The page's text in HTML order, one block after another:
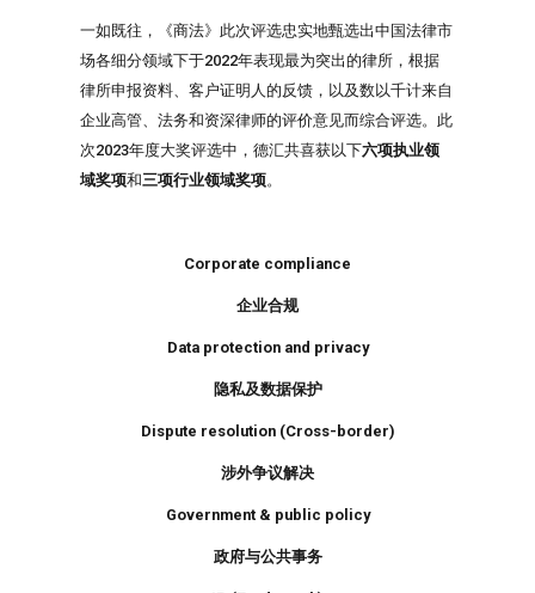
一如既往，《商法》此次评选忠实地甄选出中国法律市
场各细分领域下于2022年表现最为突出的律所，根据
律所申报资料、客户证明人的反馈，以及数以千计来自
企业高管、法务和资深律师的评价意见而综合评选。此
次2023年度大奖评选中，德汇共喜获以下六项执业领
域奖项和三项行业领域奖项。
Corporate compliance
企业合规
Data protection and privacy
隐私及数据保护
Dispute resolution (Cross-border)
涉外争议解决
Government & public policy
政府与公共事务